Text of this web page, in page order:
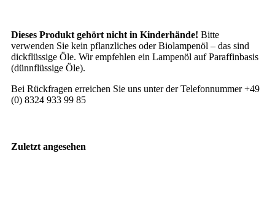
Dieses Produkt gehört nicht in Kinderhände! Bitte
verwenden Sie kein pflanzliches oder Biolampenöl – das sind
dickflüssige Öle. Wir empfehlen ein Lampenöl auf Paraffinbasis
(dünnflüssige Öle).
Bei Rückfragen erreichen Sie uns unter der Telefonnummer +49
(0) 8324 933 99 85
Zuletzt angesehen